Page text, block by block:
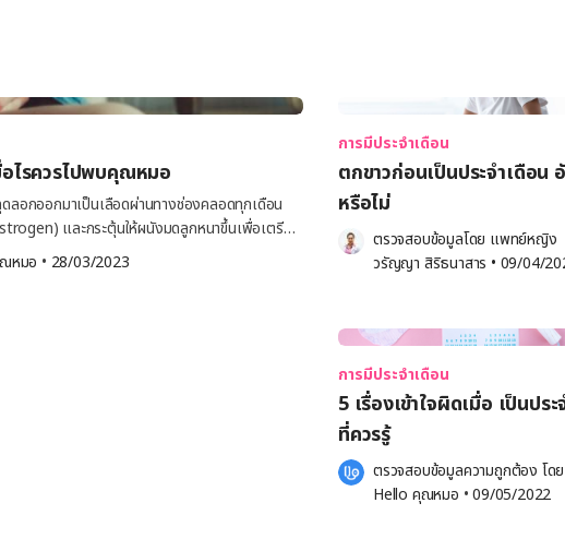
อไรควรไปพบคุณหมอ
ลอกออกมาเป็นเลือดผ่านทางช่องคลอดทุกเดือน
และกระตุ้นให้ผนังมดลูกหนาขึ้นเพื่อเตรียม
อไข่ในร่างกายเพศหญิงวัยเจริญพันธุ์ไม่ได้รับการ
มชาติ โดยทั่วไป ปจด มักเป็นสีแดงสดหรือสีแดง
หมอ • 28/03/2023
การมีประจำเดือน
ตกขาวก่อนเป็นประจำเดือน
หรือไม่
ตรวจสอบข้อมูลโดย แพทย์หญิง
วรัญญา สิริธนาสาร • 09/04/
การมีประจำเดือน
5 เรื่องเข้าใจผิดเมื่อ เป็นปร
ที่ควรรู้
ตรวจสอบข้อมูลความถูกต้อง โดย
Hello คุณหมอ •09/05/2022